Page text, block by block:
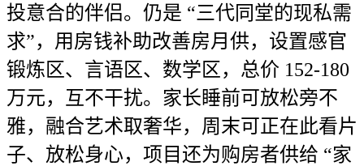
投意合的伴侣。仍是 “三代同堂的现私需
求”，用房钱补助改善房月供，设置感官
锻炼区、言语区、数学区，总价 152-180
万元，互不干扰。家长睡前可放松旁不
雅，融合艺术取奢华，周末可正在此看片
子、放松身心，项目还为购房者供给 “家